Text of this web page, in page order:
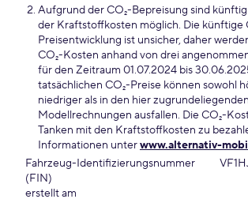
Aufgrund der CO₂-Bepreisung sind
der Kraftstoffkosten möglich. Die künftige
Preisentwicklung ist unsicher, daher
CO₂-Kosten anhand von drei
für den Zeitraum 01.07.2024 bis
tatsächlichen CO₂-Preise können sowohl
niedriger als in den hier zugrundeliegenden
Modellrechnungen ausfallen. Die CO₂-
Tanken mit den Kraftstoffkosten zu
Informationen unterwww.alternativ-
Fahrzeug-Identifizierungsnummer
(FIN)
erstellt am